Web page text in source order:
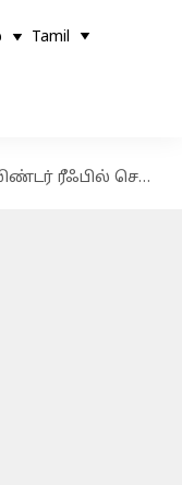
Tamil
தடை! PNG இணைப்பு உள்ளவர்கள் உடனடியாக எல்பிஜியை சரண்டர் செய்ய வேண்டும்